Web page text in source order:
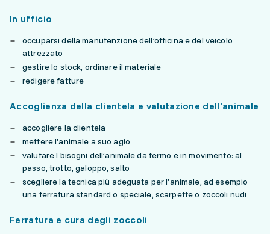
In ufficio
occuparsi della manutenzione dell’officina e del veicolo
attrezzato
gestire lo stock, ordinare il materiale
redigere fatture
Accoglienza della clientela e valutazione dell’animale
accogliere la clientela
mettere l’animale a suo agio
valutare I bisogni dell’animale da fermo e in movimento: al
passo, trotto, galoppo, salto
scegliere la tecnica più adeguata per l’animale, ad esempio
una ferratura standard o speciale, scarpette o zoccoli nudi
Ferratura e cura degli zoccoli